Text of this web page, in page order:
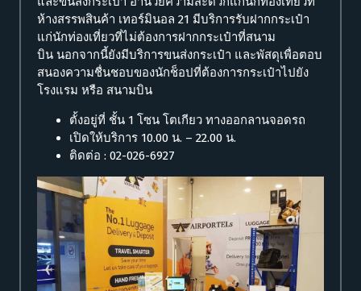
ห้างสรรพสินค้า เทอร์มินอล 21 มีบริการรับฝากกระเป๋า
แก่นักท่องเที่ยวที่ไม่ต้องการฝากกระเป๋าที่สนาม
บิน นอกจากนี้ยังมีบริการขนส่งกระเป๋า และพัสดุเพื่อตอบ
สนองความชื่นชอบของนักช็อปที่ต้องการกระเป๋าไปยัง
โรงแรม หรือ สนามบิน
ตั้งอยู่ที่ ชั้น 1 โซน โตเกียว ทางออกลานจอดรถ
เปิดให้บริการ 10.00 น. – 22.00 น.
ติดต่อ : 02-026-6927